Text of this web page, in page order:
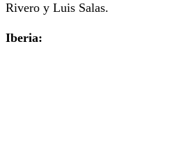
Rivero y Luis Salas.
Iberia: